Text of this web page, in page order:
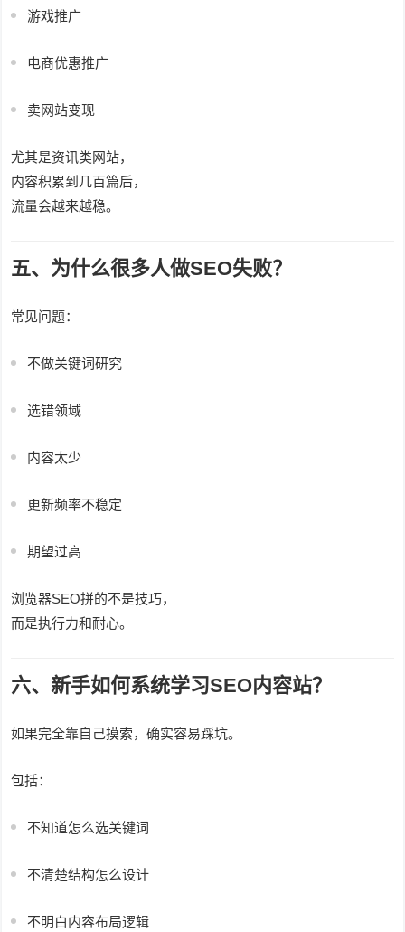
游戏推广
电商优惠推广
卖网站变现
尤其是资讯类网站，
内容积累到几百篇后，
流量会越来越稳。
五、为什么很多人做SEO失败？
常见问题：
不做关键词研究
选错领域
内容太少
更新频率不稳定
期望过高
浏览器SEO拼的不是技巧，
而是执行力和耐心。
六、新手如何系统学习SEO内容站？
如果完全靠自己摸索，确实容易踩坑。
包括：
不知道怎么选关键词
不清楚结构怎么设计
不明白内容布局逻辑